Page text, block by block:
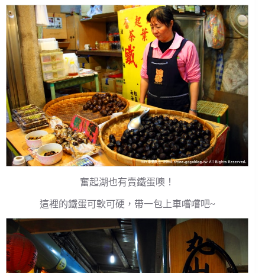
奮起湖也有賣鐵蛋噢！
這裡的鐵蛋可軟可硬，帶一包上車嚐嚐吧~